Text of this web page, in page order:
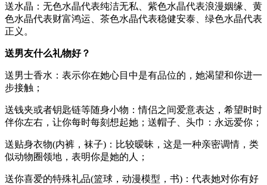
送水晶：无色水晶代表纯洁无私、紫色水晶代表浪漫姻缘、黄
色水晶代表财富鸿运、茶色水晶代表稳健安泰、绿色水晶代表
正义。
送男友什么礼物好？
送男士香水：表示你在她心目中是有品位的，她渴望和你进一
步接触；
送钱夹或者钥匙链等随身小物：情侣之间爱意表达，希望时时
伴你左右，让你每时每刻想起她；送帽子、头巾：永远爱你；
送贴身衣物(内裤，袜子)：比较暧昧，这是一种亲密调情，类
似动物圈领地，表明你是她的人；
送你喜爱的特殊礼品(篮球，动漫模型，书)：代表她对你有好